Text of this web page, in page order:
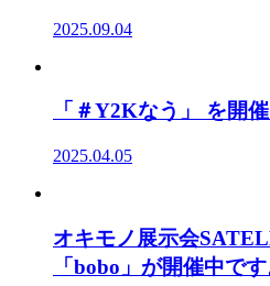
2025.09.04
「＃Y2Kなう」 を開催
2025.04.05
オキモノ展示会
「bobo」が開催中です